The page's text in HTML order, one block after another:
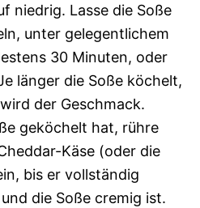
niedrig. Lasse die Soße
unter gelegentlichem
30 Minuten, oder
länger die Soße köchelt,
der Geschmack.
geköchelt hat, rühre
Käse (oder die
bis er vollständig
die Soße cremig ist.